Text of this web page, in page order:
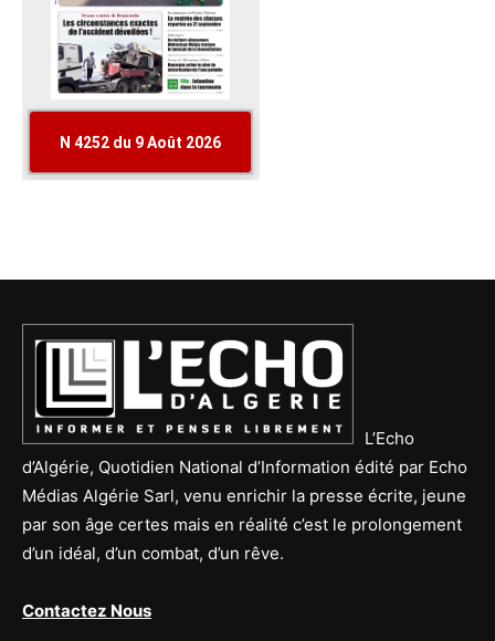
L’Echo
d’Algérie, Quotidien National d’Information édité par Echo
Médias Algérie Sarl, venu enrichir la presse écrite, jeune
par son âge certes mais en réalité c’est le prolongement
d’un idéal, d’un combat, d’un rêve.
Contactez Nous